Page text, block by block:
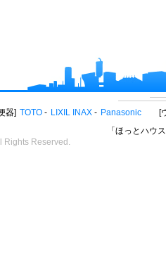
器 TOTO LIXIL INAX Panasonic
「ほっとハウ
Rights Reserved.